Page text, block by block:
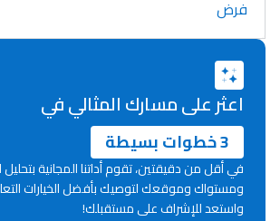
فرض
اعثر على مسارك المثالي في
3 خطوات بسيطة
في أقل من دقيقتين، تقوم أداتنا المجانية
ومستواك وموقعك لتوصيك بأفضل الخيارات
واستعد للإشراف على مستقبلك!